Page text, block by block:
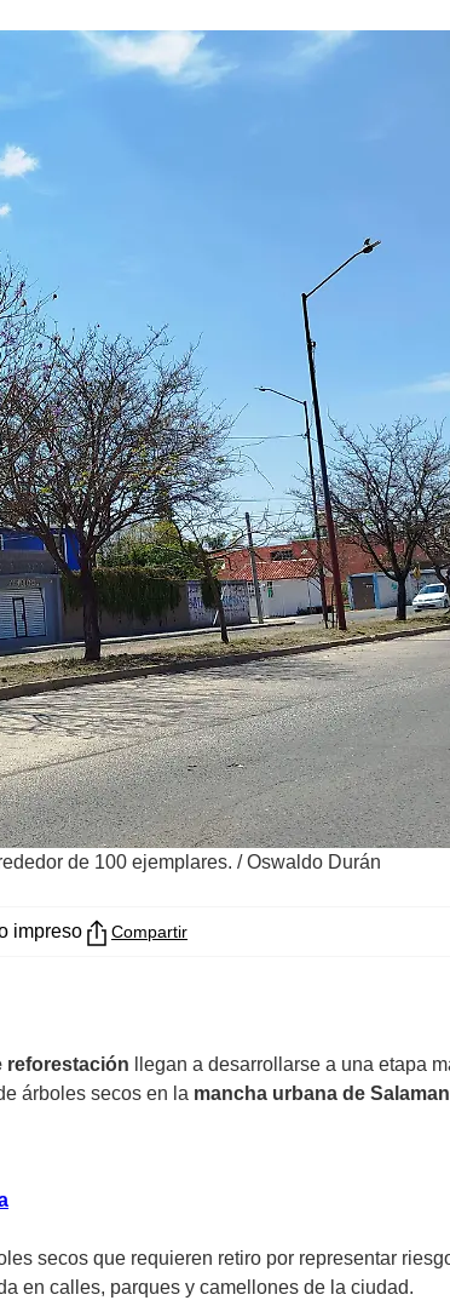
de 100 ejemplares. /Oswaldo Durán
impreso Compartir
reforestación llegan a desarrollarse a una etapa
árboles secos en la mancha urbana de
secos que requieren retiro por representar
en calles, parques y camellones de la ciudad.